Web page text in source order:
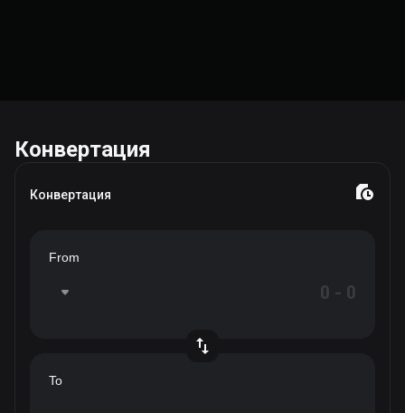
Конвертация
Конвертация
From
To